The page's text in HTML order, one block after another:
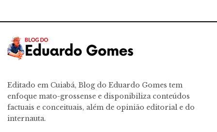
Editado em Cuiabá, Blog do Eduardo Gomes tem
enfoque mato-grossense e disponibiliza conteúdos
factuais e conceituais, além de opinião editorial e do
internauta.